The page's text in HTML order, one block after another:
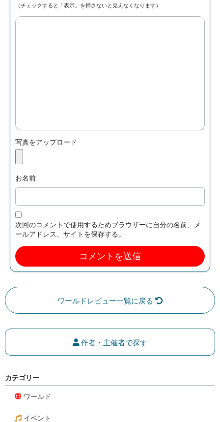
（チェックすると「表示」を押さないと見えなくなります）
写真をアップロード
お名前
次回のコメントで使用するためブラウザーに自分の名前、メ
ールアドレス、サイトを保存する。
ワールドレビュー一覧に戻る
作者・主催者で探す
カテゴリー
ワールド
イベント